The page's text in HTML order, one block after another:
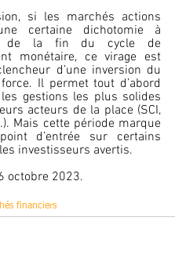
si les marchés actions
certaine dichotomie à
de la fin du cycle de
monétaire, ce virage est
d’une inversion du
Il permet tout d’abord
gestions les plus solides
acteurs de la place (SCI,
Mais cette période marque
d’entrée sur certains
investisseurs avertis.
octobre 2023.
financiers